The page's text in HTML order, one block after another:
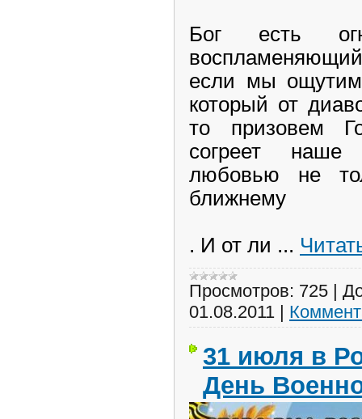
Бог есть
если мы
который от
то призовем
согреет наше
любовью не
ближнему
. И от ли ...
Просмотров: 725 |
01.08.2011 |
31 июля в
День